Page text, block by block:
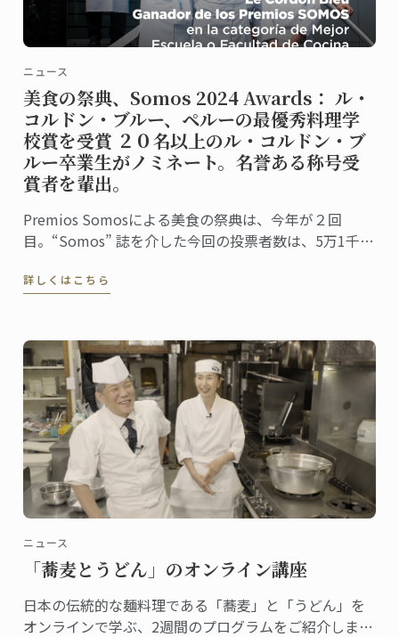
ニュース
美食の祭典、Somos 2024 Awards： ル・
コルドン・ブルー、ペルーの最優秀料理学
校賞を受賞 ２０名以上のル・コルドン・ブ
ルー卒業生がノミネート。名誉ある称号受
賞者を輩出。
Premios Somosによる美食の祭典は、今年が２回
目。“Somos” 誌を介した今回の投票者数は、5万1千人
ラン、および関連企業を称え４０部門における受賞
詳しくはこちら
ニュース
「蕎麦とうどん」のオンライン講座
日本の伝統的な麺料理である「蕎麦」と「うどん」を
オンラインで学ぶ、2週間のプログラムをご紹介しま